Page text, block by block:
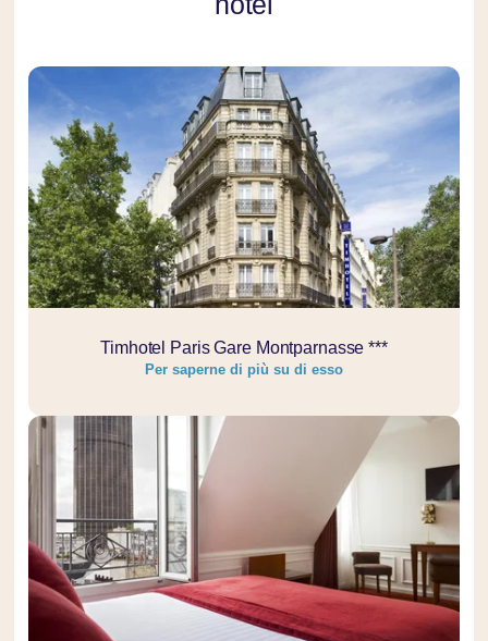
patrimonio unico e insolito
storia sanitaria e urbana di Parigi
Vivere un’
esperienza sotterranea memorabile
Soggiornare
in hotel vicino alle Catacombe
Per saperne di più su di esso
Timhotel Paris Gare Montparnasse ***
Per saperne di più su di esso